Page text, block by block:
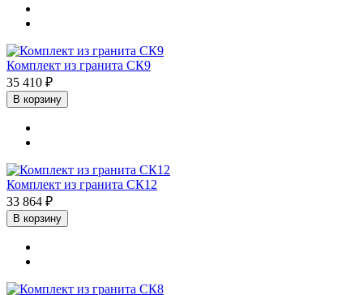
Комплект из гранита СК9
35 410 ₽
В корзину
Комплект из гранита СК12
33 864 ₽
В корзину